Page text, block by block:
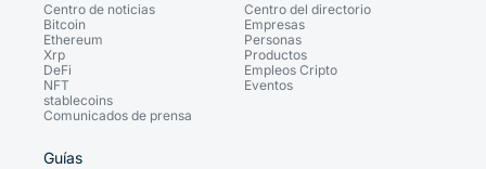
Centro de noticias
Bitcoin
Ethereum
Xrp
DeFi
NFT
stablecoins
Comunicados de prensa
Centro del directorio
Empresas
Personas
Productos
Empleos Cripto
Eventos
Guías